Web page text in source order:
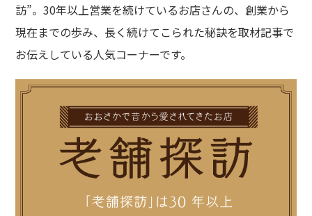
訪”。30年以上営業を続けているお店さんの、創業から
現在までの歩み、長く続けてこられた秘訣を取材記事で
お伝えしている人気コーナーです。